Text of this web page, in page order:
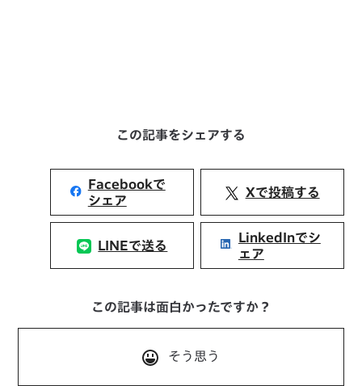
この記事をシェアする
Facebookで
シェア
Xで投稿する
LINEで送る
LinkedInでシ
ェア
この記事は面白かったですか？
そう思う